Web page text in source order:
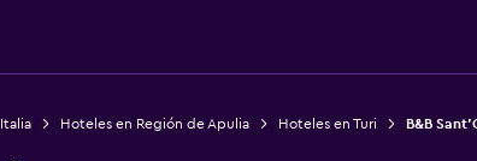
Hoteles en Región de Apulia Hoteles en Turi B&B